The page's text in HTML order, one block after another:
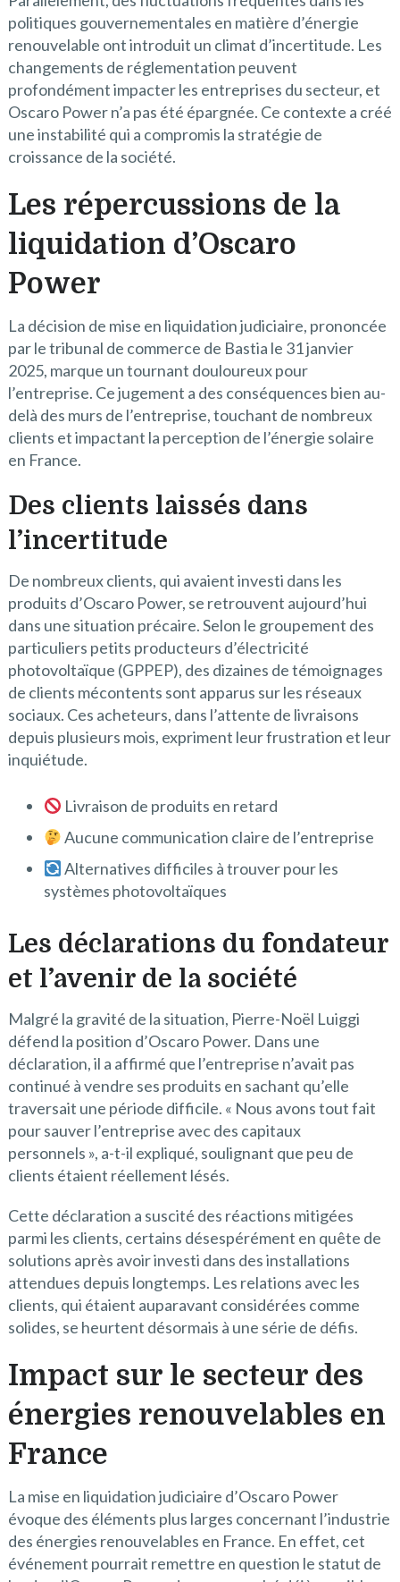
politiques gouvernementales en matière d’énergie
renouvelable ont introduit un climat d’incertitude. Les
changements de réglementation peuvent
profondément impacter les entreprises du secteur, et
Oscaro Power n’a pas été épargnée. Ce contexte a créé
une instabilité qui a compromis la stratégie de
croissance de la société.
Les répercussions de la
liquidation d’Oscaro
Power
La décision de mise en liquidation judiciaire, prononcée
par le tribunal de commerce de Bastia le 31 janvier
2025, marque un tournant douloureux pour
l’entreprise. Ce jugement a des conséquences bien au-
delà des murs de l’entreprise, touchant de nombreux
clients et impactant la perception de l’énergie solaire
en France.
Des clients laissés dans
l’incertitude
De nombreux clients, qui avaient investi dans les
produits d’Oscaro Power, se retrouvent aujourd’hui
dans une situation précaire. Selon le groupement des
particuliers petits producteurs d’électricité
photovoltaïque (GPPEP), des dizaines de témoignages
de clients mécontents sont apparus sur les réseaux
sociaux. Ces acheteurs, dans l’attente de livraisons
depuis plusieurs mois, expriment leur frustration et leur
inquiétude.
Livraison de produits en retard
Aucune communication claire de l’entreprise
Alternatives difficiles à trouver pour les
systèmes photovoltaïques
Les déclarations du fondateur
et l’avenir de la société
Malgré la gravité de la situation, Pierre-Noël Luiggi
défend la position d’Oscaro Power. Dans une
déclaration, il a affirmé que l’entreprise n’avait pas
continué à vendre ses produits en sachant qu’elle
traversait une période difficile. « Nous avons tout fait
pour sauver l’entreprise avec des capitaux
personnels », a-t-il expliqué, soulignant que peu de
clients étaient réellement lésés.
Cette déclaration a suscité des réactions mitigées
parmi les clients, certains désespérément en quête de
solutions après avoir investi dans des installations
attendues depuis longtemps. Les relations avec les
clients, qui étaient auparavant considérées comme
solides, se heurtent désormais à une série de défis.
Impact sur le secteur des
énergies renouvelables en
France
La mise en liquidation judiciaire d’Oscaro Power
évoque des éléments plus larges concernant l’industrie
des énergies renouvelables en France. En effet, cet
événement pourrait remettre en question le statut de